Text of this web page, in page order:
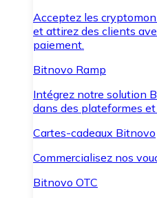
Acceptez les
et attirez des clients
paiement.
Bitnovo Ramp
Intégrez notre solution
dans des plateformes
Cartes-cadeaux Bitnovo
Commercialisez nos
Bitnovo OTC